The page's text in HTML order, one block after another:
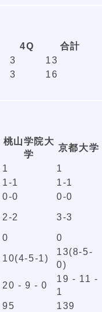
4Q
合計
3
13
3 16
桃山学院大
学
京都大学
1 1
1-1
1-1
0-0
0-0
2-2 3-3
0 0
10(4-5-1)
13(8-5-
0)
20 - 9 - 0
19 - 11 -
1
95
139